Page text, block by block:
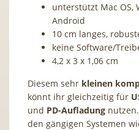
unterstützt Mac OS,
Android
10 cm langes,
keine Software/
4,2 x 3 x 1,06 cm
Diesem sehr kleinen
könnt ihr gleichzeitig für
und PD-Aufladung
den gängigen Systemen